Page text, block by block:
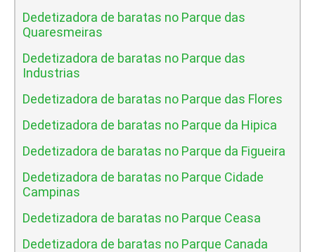
Dedetizadora de baratas no Parque das
Quaresmeiras
Dedetizadora de baratas no Parque das
Industrias
Dedetizadora de baratas no Parque das Flores
Dedetizadora de baratas no Parque da Hipica
Dedetizadora de baratas no Parque da Figueira
Dedetizadora de baratas no Parque Cidade
Campinas
Dedetizadora de baratas no Parque Ceasa
Dedetizadora de baratas no Parque Canada